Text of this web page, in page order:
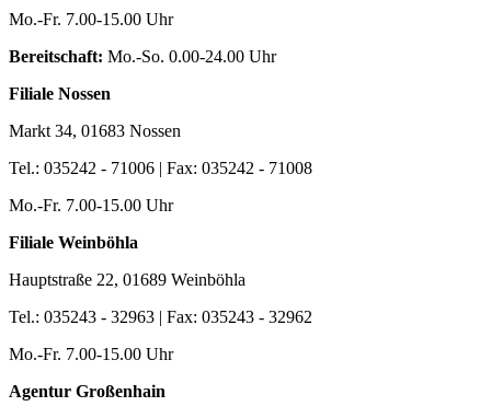
Mo.-Fr. 7.00-15.00 Uhr
Bereitschaft: Mo.-So. 0.00-24.00 Uhr
Filiale Nossen
Markt 34, 01683 Nossen
Tel.: 035242 - 71006 | Fax: 035242 - 71008
Mo.-Fr. 7.00-15.00 Uhr
Filiale Weinböhla
Hauptstraße 22, 01689 Weinböhla
Tel.: 035243 - 32963 | Fax: 035243 - 32962
Mo.-Fr. 7.00-15.00 Uhr
Agentur Großenhain